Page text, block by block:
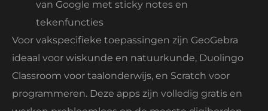
van Google met sticky notes en
tekenfuncties
Voor vakspecifieke toepassingen zijn GeoGebra
ideaal voor wiskunde en natuurkunde, Duolingo
Classroom voor taalonderwijs, en Scratch voor
programmeren. Deze apps zijn volledig gratis en